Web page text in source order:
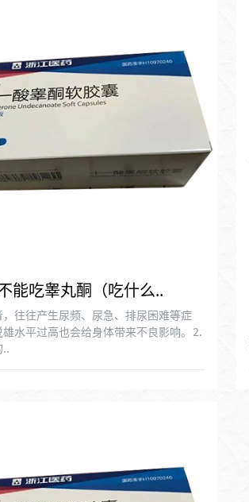
能吃睾丸酮（吃什么..
往往产生尿频、尿急、排尿困难等症
雄水平过高也会给身体带来不良影响。⒉
..